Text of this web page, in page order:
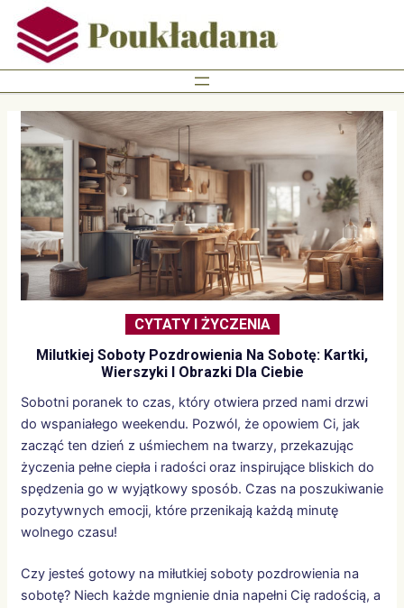
content
CYTATY I ŻYCZENIA
Milutkiej Soboty Pozdrowienia Na Sobotę: Kartki,
Wierszyki I Obrazki Dla Ciebie
Sobotni poranek to czas, który otwiera przed nami drzwi
do wspaniałego weekendu. Pozwól, że opowiem Ci, jak
zacząć ten dzień z uśmiechem na twarzy, przekazując
życzenia pełne ciepła i radości oraz inspirujące bliskich do
spędzenia go w wyjątkowy sposób. Czas na poszukiwanie
pozytywnych emocji, które przenikają każdą minutę
wolnego czasu!
Czy jesteś gotowy na miłutkiej soboty pozdrowienia na
sobotę? Niech każde mgnienie dnia napełni Cię radością, a